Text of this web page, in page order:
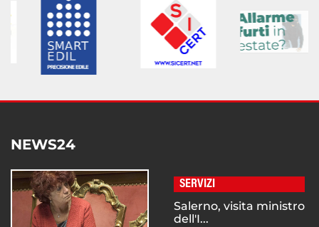
NEWS24
SERVIZI
Salerno, visita ministro
dell'I...